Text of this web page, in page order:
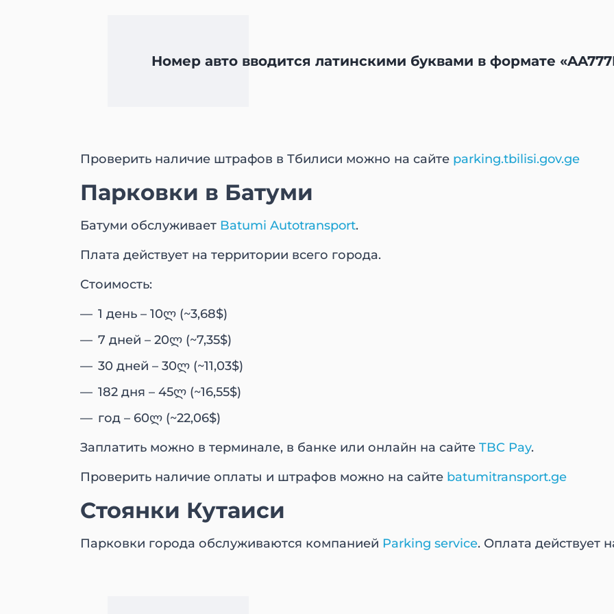
Номер авто вводится латинскими буквами в формате
Проверить наличие штрафов в Тбилиси можно на сайте parking.tbilisi.gov.ge
Парковки в Батуми
Батуми обслуживает Batumi Autotransport.
Плата действует на территории всего города.
Стоимость:
1 день – 10ლ (~3,68$)
7 дней – 20ლ (~7,35$)
30 дней – 30ლ (~11,03$)
182 дня – 45ლ (~16,55$)
год – 60ლ (~22,06$)
Заплатить можно в терминале, в банке или онлайн на сайте TBC Pay.
Проверить наличие оплаты и штрафов можно на сайте batumitransport.ge
Стоянки Кутаиси
Парковки города обслуживаются компанией Parking service. Оплата действует